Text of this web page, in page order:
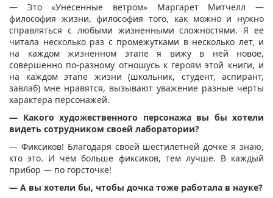
— Это «Унесенные ветром» Маргарет Митчелл —
философия жизни, философия того, как можно и нужно
справляться с любыми жизненными сложностями. Я ее
читала несколько раз с промежутками в несколько лет, и
на каждом жизненном этапе я вижу в ней новое,
совершенно по-разному отношусь к героям этой книги, и
на каждом этапе жизни (школьник, студент, аспирант,
завлаб) мне нравятся, вызывают уважение разные черты
характера персонажей.
— Какого художественного персонажа вы бы хотели
видеть сотрудником своей лаборатории?
— Фиксиков! Благодаря своей шестилетней дочке я знаю,
кто это. И чем больше фиксиков, тем лучше. В каждый
прибор — по горсточке!
— А вы хотели бы, чтобы дочка тоже работала в науке?